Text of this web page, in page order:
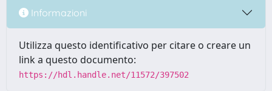
Informazioni
Utilizza questo identificativo per citare o creare un
link a questo documento:
https://hdl.handle.net/11572/397502